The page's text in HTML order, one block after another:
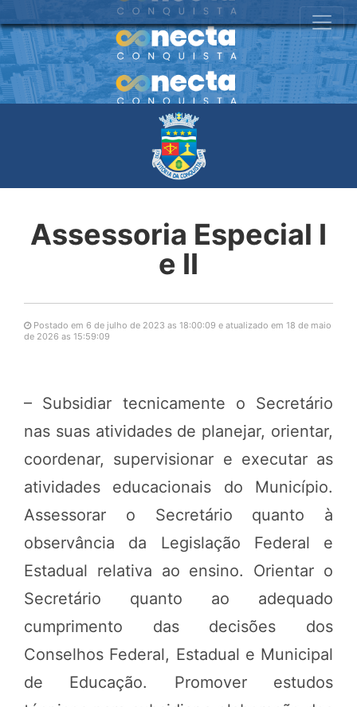
Assessoria Especial I
e II
Postado em 6 de julho de 2023 as 18:00:09 e atualizado em 18 de maio
de 2026 as 15:59:09
– Subsidiar tecnicamente o Secretário
nas suas atividades de planejar, orientar,
coordenar, supervisionar e executar as
atividades educacionais do Município.
Assessorar o Secretário quanto à
observância da Legislação Federal e
Estadual relativa ao ensino. Orientar o
Secretário quanto ao adequado
cumprimento das decisões dos
Conselhos Federal, Estadual e Municipal
de Educação. Promover estudos